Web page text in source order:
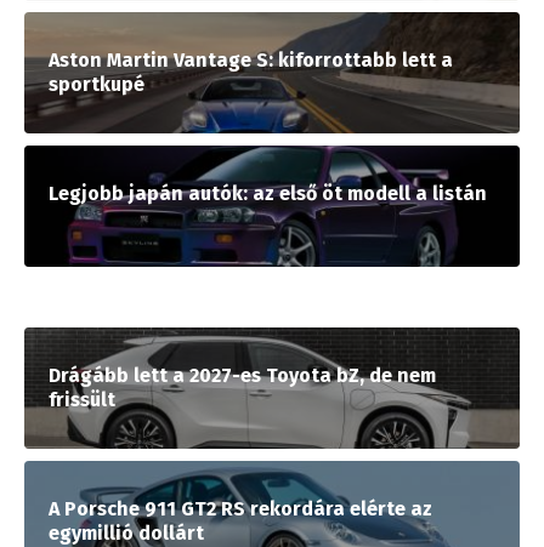
Aston Martin Vantage S: kiforrottabb lett a
sportkupé
Legjobb japán autók: az első öt modell a listán
Drágább lett a 2027-es Toyota bZ, de nem
frissült
A Porsche 911 GT2 RS rekordára elérte az
egymillió dollárt